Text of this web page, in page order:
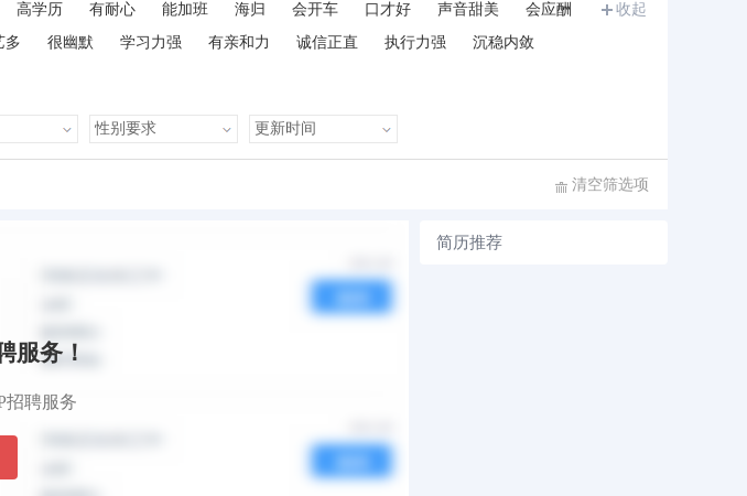
高学历 有耐心 能加班 海归 会开车 口才好 声音甜美
会应酬
多 很幽默 学习力强 有亲和力 诚信正直 执行力强
沉稳内敛
收起
清空筛选项
服务！
招聘服务
简历推荐